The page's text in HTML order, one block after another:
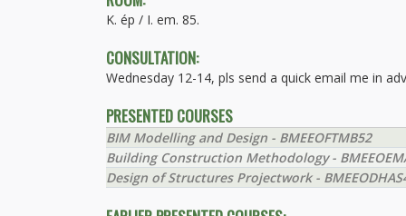
K. ép / I. em. 85.
CONSULTATION:
Wednesday 12-14, pls send a quick email me in
PRESENTED COURSES
BIM Modelling and Design - BMEEOFTMB52
Building Construction Methodology -
Design of Structures Projectwork -